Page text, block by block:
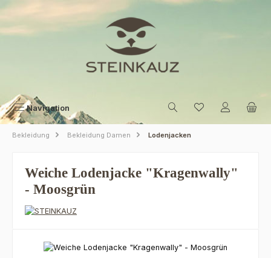
Zum Hauptinhalt springen
Navigation
Bekleidung Bekleidung Damen Lodenjacken
Weiche Lodenjacke "Kragenwally"
- Moosgrün
Bildergalerie überspringen